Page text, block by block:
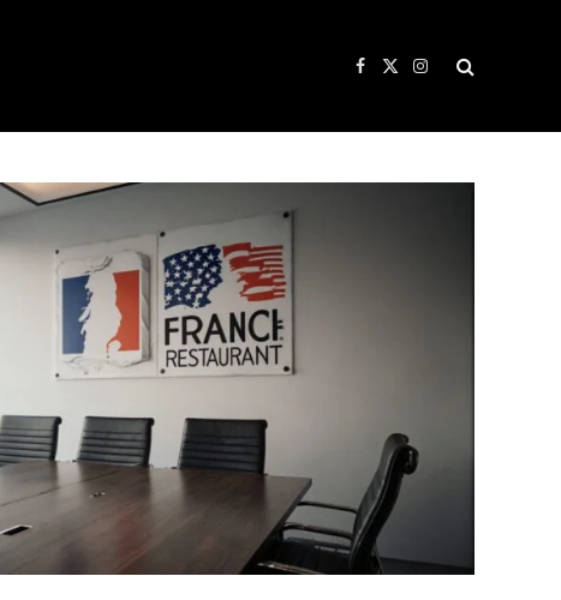
Facebook
X
Instagram